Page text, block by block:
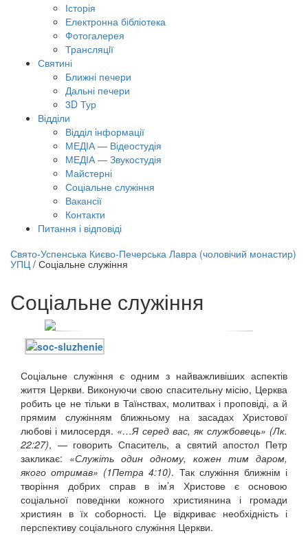
Історія
Електронна бібліотека
Фотогалерея
Трансляцiї
Святині
Ближні печери
Дальні печери
3D Тур
Відділи
Відділ інформації
МЕДІА — Відеостудія
МЕДІА — Звукостудія
Майстерні
Соціальне служіння
Вакансії
Контакти
Питання і відповіді
трансляція |
12 вересня
Свято-Успенська Києво-Печерська Лавра (чоловічий монастир)
УПЦ / Соціальне служіння
Соціальне служіння
Соціальне служіння є одним з найважливіших аспектів
життя Церкви. Виконуючи свою спасительну місію, Церква
робить це не тільки в Таїнствах, молитвах і проповіді, а й
прямим служінням ближньому на засадах Христової
любові і милосердя. «…Я серед вас, як службовець» (Лк.
22:27), — говорить Спаситель, а святий апостол Петр
закликає: «Служіть один одному, кожен тим даром,
якого отримав» (1Петра 4:10). Так служіння ближнім і
творіння добрих справ в ім’я Христове є основою
соціальної поведінки кожного християнина і громади
християн в їх соборності. Це відкриває необхідність і
перспективу соціального служіння Церкви.